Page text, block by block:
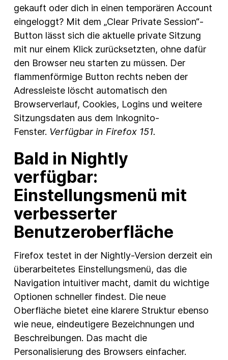
gekauft oder dich in einen temporären Account
eingeloggt? Mit dem „Clear Private Session“-
Button lässt sich die aktuelle private Sitzung
mit nur einem Klick zurücksetzten, ohne dafür
den Browser neu starten zu müssen. Der
flammenförmige Button rechts neben der
Adressleiste löscht automatisch den
Browserverlauf, Cookies, Logins und weitere
Sitzungsdaten aus dem Inkognito-
Fenster. Verfügbar in Firefox 151.
Bald in Nightly
verfügbar:
Einstellungsmenü mit
verbesserter
Benutzeroberfläche
Firefox testet in der Nightly-Version derzeit ein
überarbeitetes Einstellungsmenü, das die
Navigation intuitiver macht, damit du wichtige
Optionen schneller findest. Die neue
Oberfläche bietet eine klarere Struktur ebenso
wie neue, eindeutigere Bezeichnungen und
Beschreibungen. Das macht die
Personalisierung des Browsers einfacher.